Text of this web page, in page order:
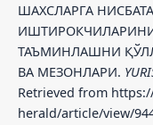
ШАХСЛАРГА
ТАЪМИНЛАШНИ
ВА МЕЗОНЛАРИ.
Retrieved from
herald/article/view/